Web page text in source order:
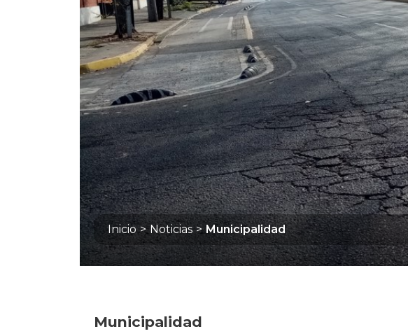
Inicio > Noticias > Municipalidad
Municipalidad